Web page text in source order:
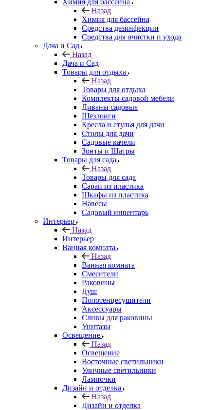
Химия для бассейна
Назад
Химия для бассейна
Средства дезинфекции
Средства для очистки и ухода
Дача и Сад
Назад
Дача и Сад
Товары для отдыха
Назад
Товары для отдыха
Комплекты садовой мебели
Диваны садовые
Шезлонги
Кресла и стулья для дачи
Столы для дачи
Садовые качели
Зонты и Шатры
Товары для сада
Назад
Товары для сада
Сараи из пластика
Шкафы из пластика
Навесы
Садовый инвентарь
Интерьер
Назад
Интерьер
Ванная комната
Назад
Ванная комната
Смесители
Раковины
Душ
Полотенцесушители
Аксессуары
Сливы для раковины
Унитазы
Освещение
Назад
Освещение
Восточные светильники
Уличные светильники
Лампочки
Дизайн и отделка
Назад
Дизайн и отделка